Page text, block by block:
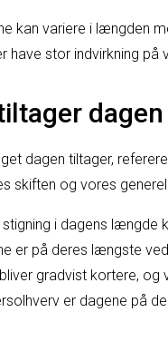
kan variere i længden
have stor indvirkning på
dagen tiltager,
skiften og vores
stigning i dagens
er på deres længste
gradvist kortere,
er dagene på